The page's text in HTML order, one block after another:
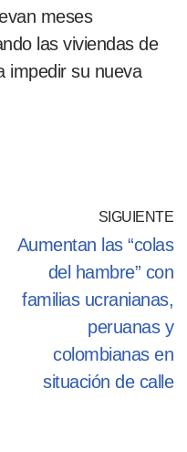
meses
las viviendas de
impedir su nueva
SIGUIENTE
Aumentan las “colas
del hambre” con
familias ucranianas,
peruanas y
colombianas en
situación de calle